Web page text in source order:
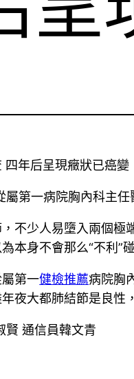
四年后呈現癥狀已癌變
第一病院胸內科主任
不少人易墮入兩個極
本身不會那么“不利”
第一健檢推薦病院胸
夜大都肺結節是良性
賢 通信員韓文青